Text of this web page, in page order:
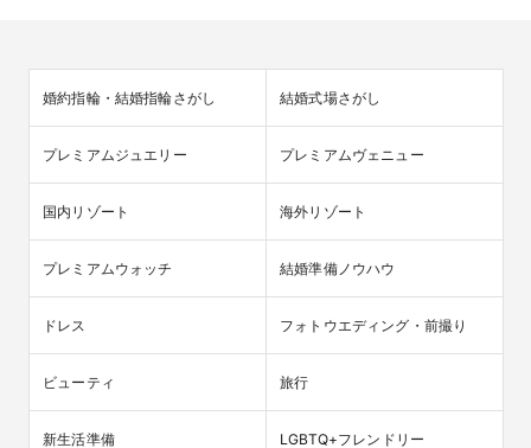
婚約指輪・結婚指輪さがし 結婚式場さがし
プレミアムジュエリー プレミアムヴェニュー
国内リゾート 海外リゾート
プレミアムウォッチ 結婚準備ノウハウ
ドレス フォトウエディング・前撮り
ビューティ 旅行
新生活準備 LGBTQ+フレンドリー